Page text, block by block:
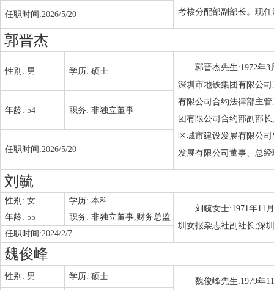
考核分配部副部长。现
任职时间:2026/5/20
郭晋杰
性别: 男 学历: 硕士
郭晋杰先生:1972年
深圳市地铁集团有限公
有限公司合约法律部主
团有限公司合约部副部
区城市建设发展有限公
发展有限公司董事、总
年龄: 54 职务: 非独立董事
任职时间:2026/5/20
刘毓
性别: 女 学历: 本科
刘毓女士:1971年11
圳女报杂志社副社长;深
年龄: 55 职务: 非独立董事,财务总监
任职时间:2024/2/7
魏俊峰
性别: 男 学历: 硕士
魏俊峰先生:1979年